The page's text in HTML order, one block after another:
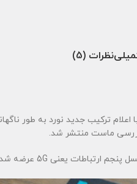
نظرات (5)
ترکیب جدید نورد به طور